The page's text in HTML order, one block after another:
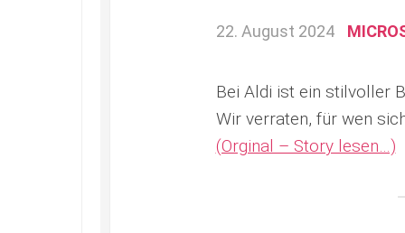
22. August 2024
Bei Aldi ist ein stilvoller
Wir verraten, für wen
(Orginal – Story lesen…)